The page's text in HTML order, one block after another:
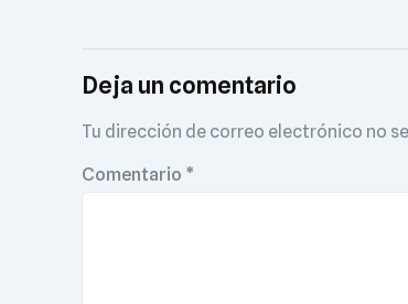
Deja un comentario
Tu dirección de correo electrónico no
Comentario *